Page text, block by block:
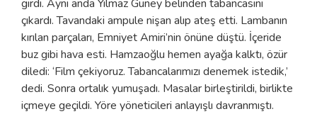
girdi. Aynı anda Yılmaz Güney belinden tabancasını
çıkardı. Tavandaki ampule nişan alıp ateş etti. Lambanın
kırılan parçaları, Emniyet Amiri’nin önüne düştü. İçeride
buz gibi hava esti. Hamzaoğlu hemen ayağa kalktı, özür
diledi: ‘Film çekiyoruz. Tabancalarımızı denemek istedik,’
dedi. Sonra ortalık yumuşadı. Masalar birleştirildi, birlikte
içmeye geçildi. Yöre yöneticileri anlayışlı davranmıştı.